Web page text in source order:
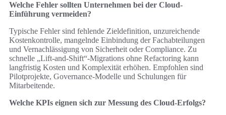
Welche Fehler sollten Unternehmen bei der Cloud-
Einführung vermeiden?
Typische Fehler sind fehlende Zieldefinition, unzureichende
Kostenkontrolle, mangelnde Einbindung der Fachabteilungen
und Vernachlässigung von Sicherheit oder Compliance. Zu
schnelle „Lift-and-Shift“-Migrations ohne Refactoring kann
langfristig Kosten und Komplexität erhöhen. Empfohlen sind
Pilotprojekte, Governance-Modelle und Schulungen für
Mitarbeitende.
Welche KPIs eignen sich zur Messung des Cloud-Erfolgs?